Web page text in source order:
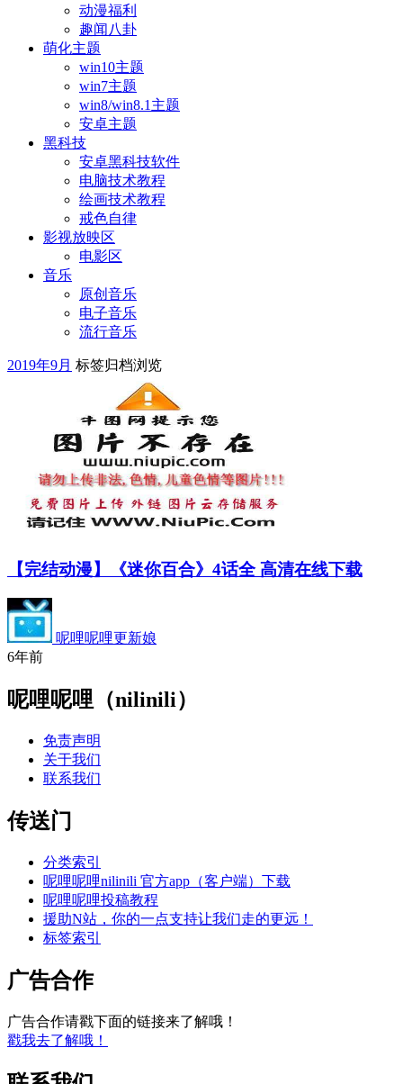
动漫福利
趣闻八卦
萌化主题
win10主题
win7主题
win8/win8.1主题
安卓主题
黑科技
安卓黑科技软件
电脑技术教程
绘画技术教程
戒色自律
影视放映区
电影区
音乐
原创音乐
电子音乐
流行音乐
2019年9月 标签归档浏览
【完结动漫】《迷你百合》4话全 高清在线下载
呢哩呢哩更新娘
6年前
呢哩呢哩（nilinili）
免责声明
关于我们
联系我们
传送门
分类索引
呢哩呢哩nilinili 官方app（客户端）下载
呢哩呢哩投稿教程
援助N站，你的一点支持让我们走的更远！
标签索引
广告合作
广告合作请戳下面的链接来了解哦！
戳我去了解哦！